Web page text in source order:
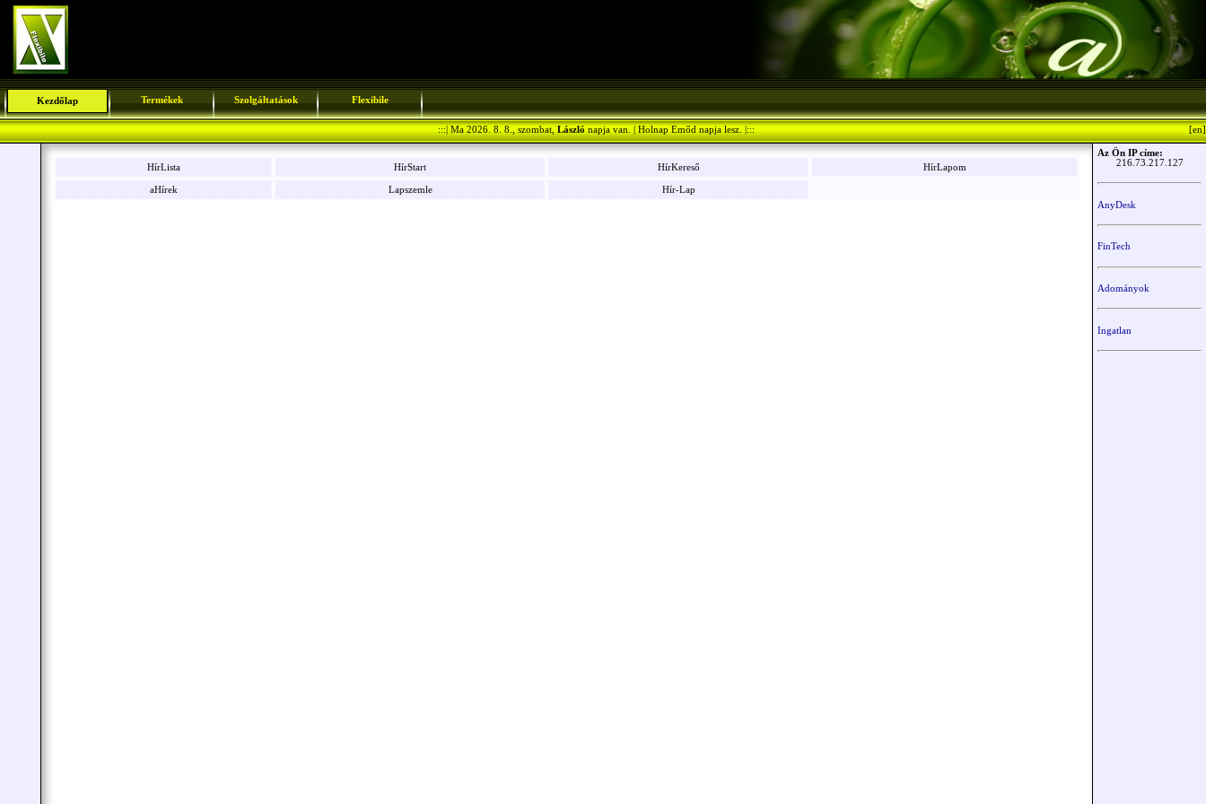
Kezdőlap Termékek Szolgáltatások Flexibile
:::| Ma 2026. 8. 8., szombat, László napja van. | Holnap Emőd napja lesz. |::: [en]
HírLista HírStart HírKereső HírLapom
aHírek Lapszemle Hír-Lap
Az Ön IP címe:
216.73.217.127
AnyDesk
FinTech
Adományok
Ingatlan